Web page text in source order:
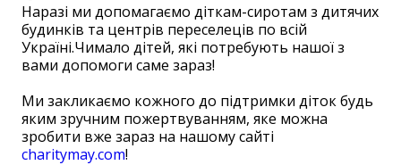
Наразі ми допомагаємо діткам-сиротам з дитячих
будинків та центрів переселеців по всій
Україні.Чимало дітей, які потребують нашої з
вами допомоги саме зараз!
Ми закликаємо кожного до підтримки діток будь
яким зручним пожертвуванням, яке можна
зробити вже зараз на нашому сайті
charitymay.com!